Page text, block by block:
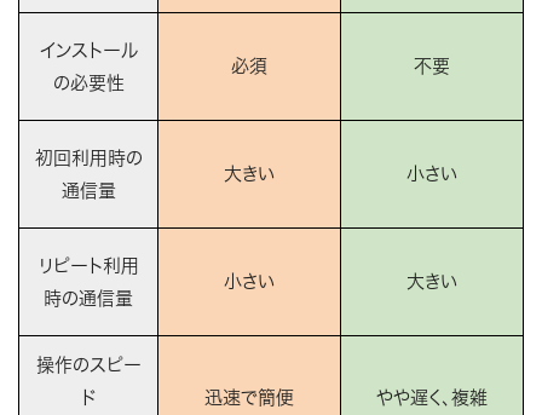
インストール
の必要性
必須 不要
初回利用時の
通信量
大きい 小さい
リピート利用
時の通信量
小さい 大きい
操作のスピー
ド
迅速で簡便 やや遅く、複雑